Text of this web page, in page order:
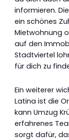
informieren.
ein schönes
Mietwohnung
auf den
Stadtviertel
für dich zu
Ein weiterer
Latina ist die
kann Umzug
erfahrenes
sorgt dafür,